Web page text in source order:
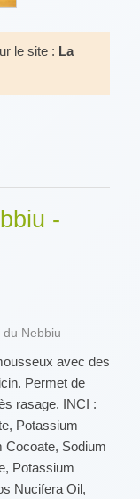
le site : La
-
Nebbiu
avec des
Permet de
rasage. INCI :
Potassium
Cocoate, Sodium
Potassium
Nucifera Oil,